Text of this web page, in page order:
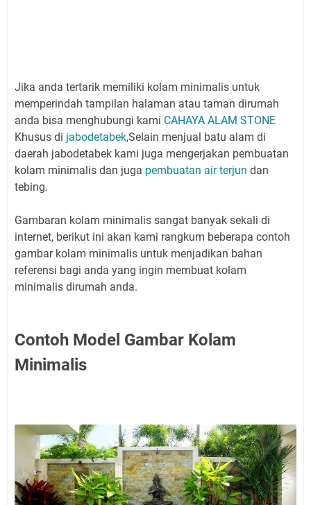
Jika anda tertarik memiliki kolam minimalis untuk
memperindah tampilan halaman atau taman dirumah
anda bisa menghubungi kami CAHAYA ALAM STONE
Khusus di jabodetabek,Selain menjual batu alam di
daerah jabodetabek kami juga mengerjakan pembuatan
kolam minimalis dan juga pembuatan air terjun dan
tebing.
Gambaran kolam minimalis sangat banyak sekali di
internet, berikut ini akan kami rangkum beberapa contoh
gambar kolam minimalis untuk menjadikan bahan
referensi bagi anda yang ingin membuat kolam
minimalis dirumah anda.
Contoh Model Gambar Kolam
Minimalis